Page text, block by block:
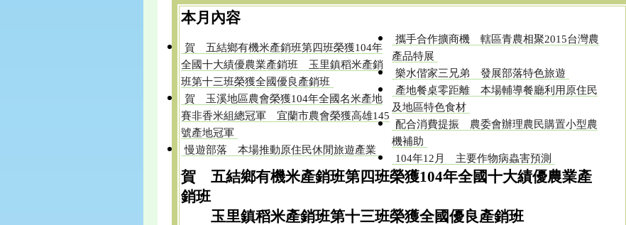
本月內容
賀 五結鄉有機米產銷班第四班榮獲104年
全國十大績優農業產銷班 玉里鎮稻米產銷
班第十三班榮獲全國優良產銷班
賀 玉溪地區農會榮獲104年全國名米產地
賽非香米組總冠軍 宜蘭市農會榮獲高雄145
號產地冠軍
慢遊部落 本場推動原住民休閒旅遊產業
攜手合作擴商機 轄區青農相聚2015台灣農
產品特展
樂水偕家三兄弟 發展部落特色旅遊
產地餐桌零距離 本場輔導餐廳利用原住民
及地區特色食材
配合消費提振 農委會辦理農民購置小型農
機補助
104年12月 主要作物病蟲害預測
賀 五結鄉有機米產銷班第四班榮獲104年全國十大績優農業產
銷班
玉里鎮稻米產銷班第十三班榮獲全國優良產銷班